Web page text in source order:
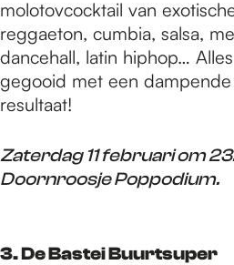
molotovcocktail van
reggaeton, cumbia, salsa,
dancehall, latin hiphop…
gegooid met een dampende
resultaat!
Zaterdag 11 februari om
Doornroosje Poppodium.
3. De Bastei Buurtsuper